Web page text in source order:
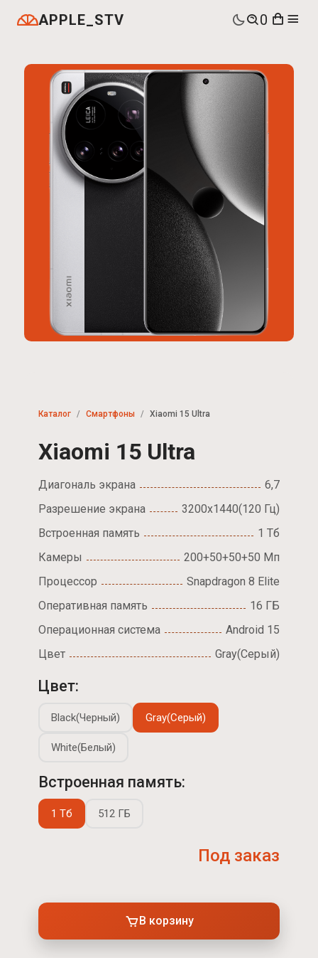
APPLE_STV 0
Каталог Смартфоны Xiaomi 15 Ultra
Xiaomi 15 Ultra
Диагональ экрана
6,7
Разрешение экрана
3200x1440(120 Гц)
Встроенная память
1 Тб
Камеры
200+50+50+50 Мп
Процессор
Snapdragon 8 Elite
Оперативная память
16 ГБ
Операционная система
Android 15
Цвет
Gray(Серый)
Цвет:
Black(Черный) Gray(Серый)
White(Белый)
Встроенная память:
1 Тб 512 ГБ
Под заказ
В корзину